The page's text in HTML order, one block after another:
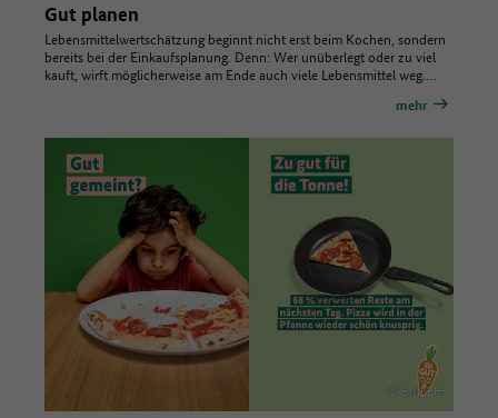
Gut planen
Lebensmittelwertschätzung beginnt nicht erst beim Kochen, sondern
bereits bei der Einkaufsplanung. Denn: Wer unüberlegt oder zu viel
kauft, wirft möglicherweise am Ende auch viele Lebensmittel weg.…
mehr
© BMLEH